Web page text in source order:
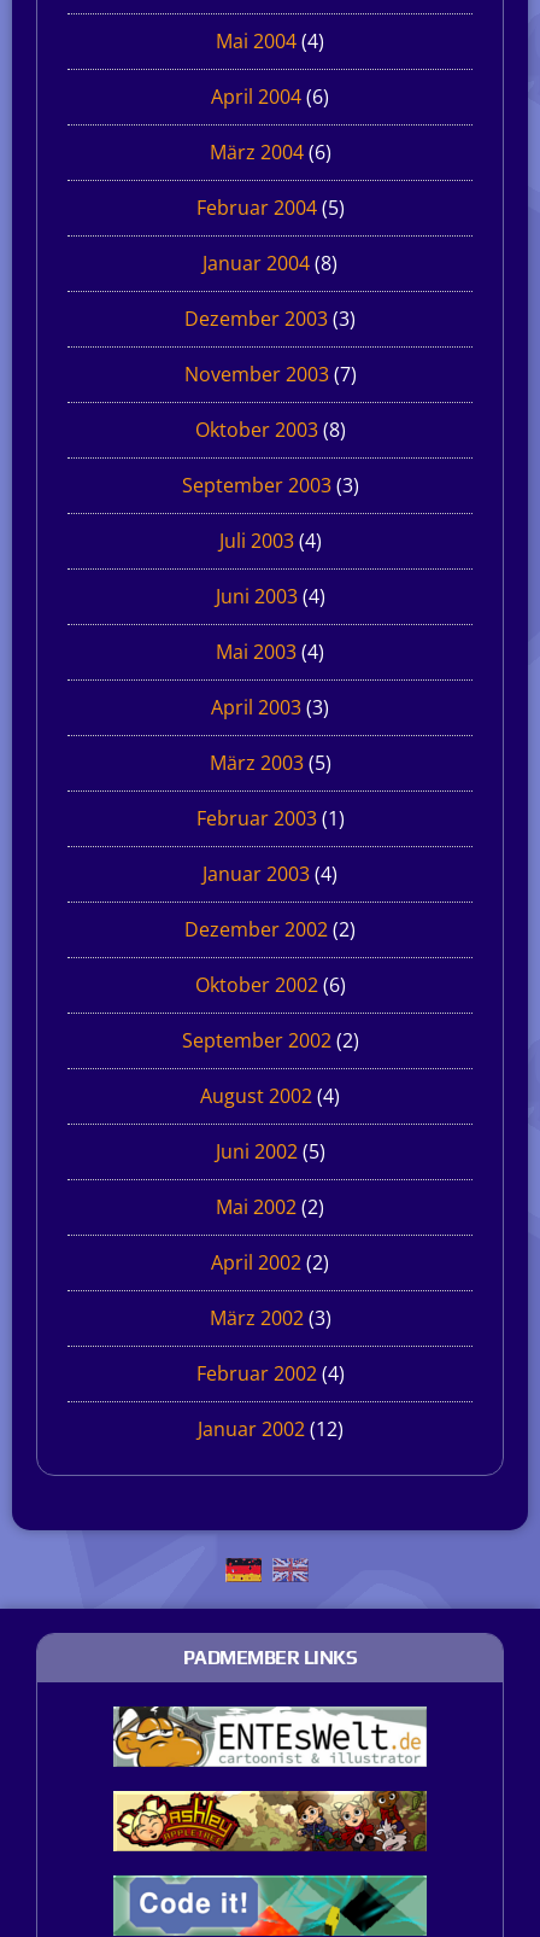
Mai 2004(4)
April 2004(6)
März 2004(6)
Februar 2004(5)
Januar 2004(8)
Dezember 2003(3)
November 2003(7)
Oktober 2003(8)
September 2003(3)
Juli 2003(4)
Juni 2003(4)
Mai 2003(4)
April 2003(3)
März 2003(5)
Februar 2003(1)
Januar 2003(4)
Dezember 2002(2)
Oktober 2002(6)
September 2002(2)
August 2002(4)
Juni 2002(5)
Mai 2002(2)
April 2002(2)
März 2002(3)
Februar 2002(4)
Januar 2002(12)
PADMEMBER LINKS